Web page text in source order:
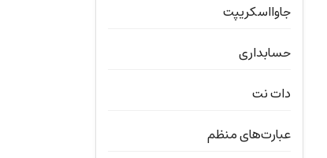
جاوااسکریپت
حسابداری
دات نت
عبارت‌های منظم